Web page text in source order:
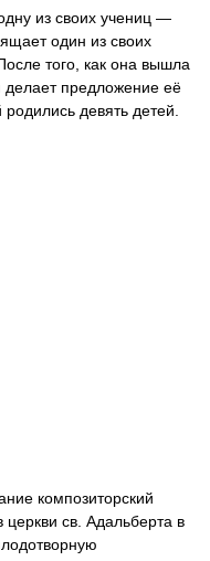
из своих учениц —
один из своих
того, как она вышла
делает предложение её
девять детей.
композиторский
церкви св. Адальберта в